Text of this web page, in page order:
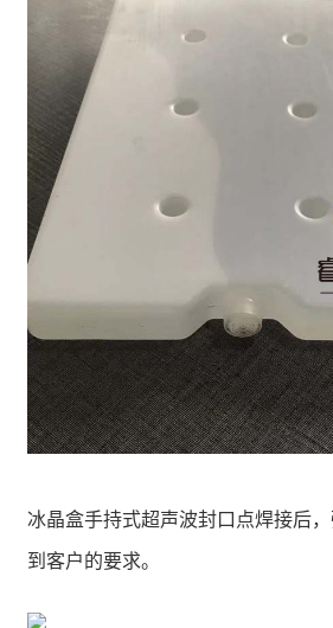
冰晶盒手持式超声波封口点焊接后
到客户的要求。